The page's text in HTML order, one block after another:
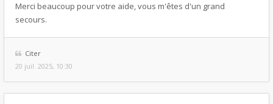
Merci beaucoup pour votre aide, vous m'êtes d'un grand
secours.
Citer
20 juil. 2025, 10:30